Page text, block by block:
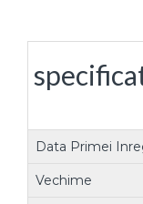
Data Primei
Vechime